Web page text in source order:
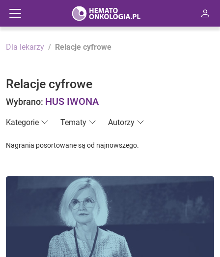
Dla lekarzy Relacje cyfrowe
Relacje cyfrowe
Wybrano: HUS IWONA
Kategorie Tematy Autorzy
Nagrania posortowane są od najnowszego.